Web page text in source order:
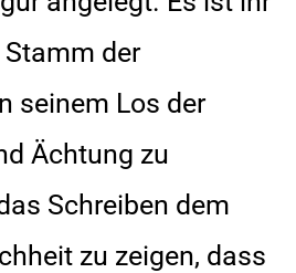
der
seinem Los der
Ächtung zu
Schreiben dem
zu zeigen, dass